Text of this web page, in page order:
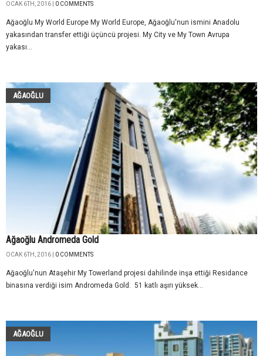
OCAK 6TH, 2016 | 0 COMMENTS
Ağaoğlu My World Europe My World Europe, Ağaoğlu'nun ismini Anadolu
yakasından transfer ettiği üçüncü projesi. My City ve My Town Avrupa
yakası...
AĞAOĞLU
Ağaoğlu Andromeda Gold
OCAK 6TH, 2016 | 0 COMMENTS
Ağaoğlu'nun Ataşehir My Towerland projesi dahilinde inşa ettiği Residance
binasına verdiği isim Andromeda Gold. 51 katlı aşırı yüksek...
AĞAOĞLU